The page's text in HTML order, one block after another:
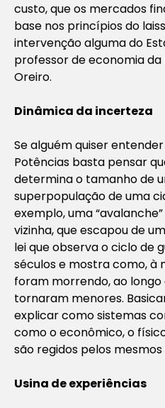
custo, que os mercados
base nos princípios do
intervenção alguma do
professor de economia da
Oreiro.
Dinâmica da incerteza
Se alguém quiser
Potências basta pensar
determina o tamanho de
superpopulação de uma
exemplo, uma
vizinha, que escapou de
lei que observa o ciclo de
séculos e mostra como, à
foram morrendo, ao
tornaram menores.
explicar como sistemas
como o econômico, o
são regidos pelos
Usina de experiências